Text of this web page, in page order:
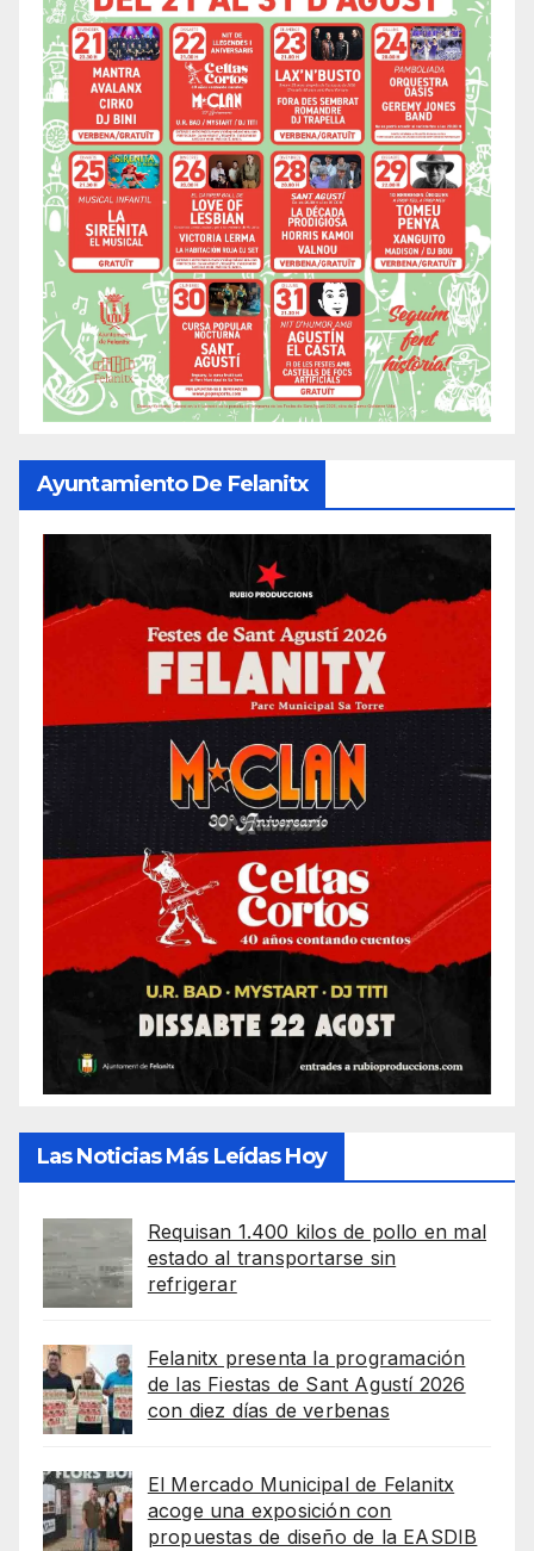
Ayuntamiento De Felanitx
Las Noticias Más Leídas Hoy
Requisan 1.400 kilos de pollo en mal
estado al transportarse sin
refrigerar
Felanitx presenta la programación
de las Fiestas de Sant Agustí 2026
con diez días de verbenas
El Mercado Municipal de Felanitx
acoge una exposición con
propuestas de diseño de la EASDIB